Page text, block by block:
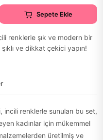
Sepete Ekle
renklerle şık ve modern bir
ve dikkat çekici yapın!
incili renklerle sunulan bu set,
kadınlar için mükemmel
üretilmiş ve